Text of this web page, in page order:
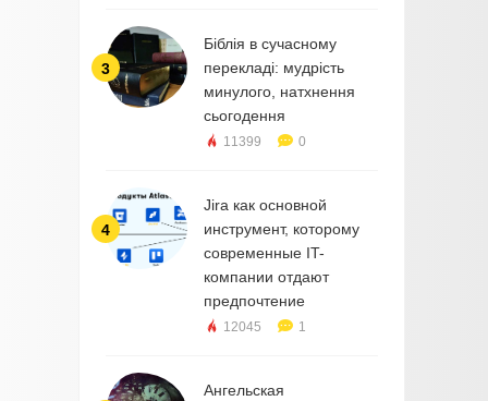
3
Біблія в сучасному
перекладі: мудрість
минулого, натхнення
сьогодення
11399 0
4
Jira как основной
инструмент, которому
современные IT-
компании отдают
предпочтение
12045 1
Ангельская